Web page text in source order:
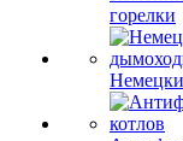
горелки